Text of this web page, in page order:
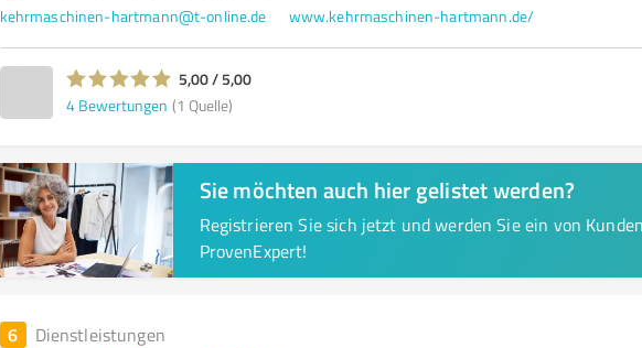
kehrmaschinen-hartmann@t-online.de www.kehrmaschinen-hartmann.de/
5,00 / 5,00
4 Bewertungen (1 Quelle)
Sie möchten auch hier gelistet werden?
Registrieren Sie sich jetzt und werden Sie ein von
ProvenExpert!
6 Dienstleistungen